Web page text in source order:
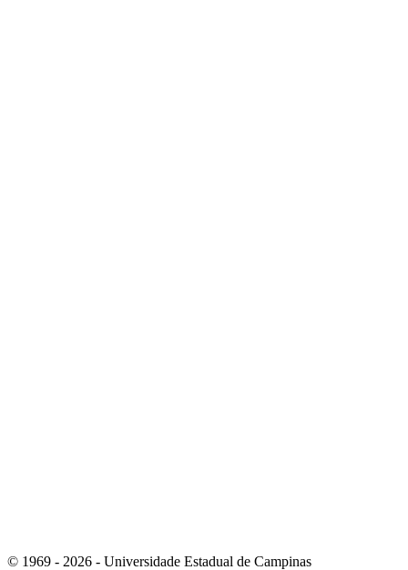
© 1969 - 2026 - Universidade Estadual de Campinas